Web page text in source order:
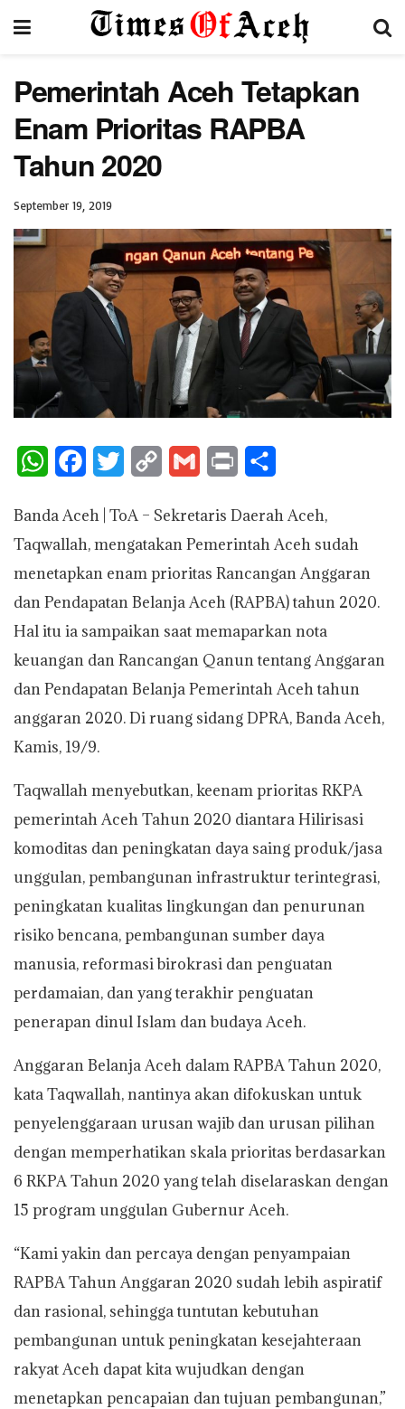
Pemerintah Aceh Tetapkan
Enam Prioritas RAPBA
Tahun 2020
September 19, 2019
W
a
t
s
c
e
b
o
i
t
t
p
y
L
a
i
l
i
n
t
a
r
e
Banda Aceh | ToA – Sekretaris Daerah Aceh,
Taqwallah, mengatakan Pemerintah Aceh sudah
menetapkan enam prioritas Rancangan Anggaran
dan Pendapatan Belanja Aceh (RAPBA) tahun 2020.
Hal itu ia sampaikan saat memaparkan nota
keuangan dan Rancangan Qanun tentang Anggaran
dan Pendapatan Belanja Pemerintah Aceh tahun
anggaran 2020. Di ruang sidang DPRA, Banda Aceh,
Kamis, 19/9.
Taqwallah menyebutkan, keenam prioritas RKPA
pemerintah Aceh Tahun 2020 diantara Hilirisasi
komoditas dan peningkatan daya saing produk/jasa
unggulan, pembangunan infrastruktur terintegrasi,
peningkatan kualitas lingkungan dan penurunan
risiko bencana, pembangunan sumber daya
manusia, reformasi birokrasi dan penguatan
perdamaian, dan yang terakhir penguatan
penerapan dinul Islam dan budaya Aceh.
Anggaran Belanja Aceh dalam RAPBA Tahun 2020,
kata Taqwallah, nantinya akan difokuskan untuk
penyelenggaraan urusan wajib dan urusan pilihan
dengan memperhatikan skala prioritas berdasarkan
6 RKPA Tahun 2020 yang telah diselaraskan dengan
15 program unggulan Gubernur Aceh.
“Kami yakin dan percaya dengan penyampaian
RAPBA Tahun Anggaran 2020 sudah lebih aspiratif
dan rasional, sehingga tuntutan kebutuhan
pembangunan untuk peningkatan kesejahteraan
rakyat Aceh dapat kita wujudkan dengan
menetapkan pencapaian dan tujuan pembangunan,”